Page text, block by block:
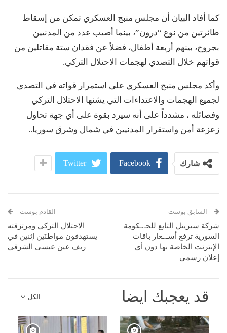
كما أفاد البيان أن مجلس منبج العسكري تمكن من إسقاط
طائرتين من نوع “درون”، بينما أصيب عدد من المدنيين
بجروح، بينهم أربعة أطفال، فضلاً عن فقدان ستة مقاتلين من
قواتهم خلال التصدي لهجمات الاحتلال التركي.
وأكد مجلس منبج العسكري على استمرار قواته في التصدي
لجميع الهجمات والاعتداءات التي يشنها الاحتلال التركي
وفصائله ، مشدداً على أنه سيرد بقوة على أي جهة تحاول
زعزعة أمن واستقرار المدنيين في شمال وشرق سوريا..
شارك Facebook
Twitter
السابق بوست
شركة سيريتل التابع للحـ.ـكومة
السورية ترفع أسـ.ـعار باقات
الإنترنت الخاصة بها دون أي
إعلان رسمي
القادم بوست
الاحتلال التركي ومرتزقته
يستهدفون مواطنَين إثنين في
ريف عين عيسى الشرقي
الكل قد يعجبك ايضا